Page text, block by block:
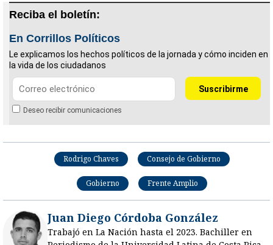
Reciba el boletín:
En Corrillos Políticos
Le explicamos los hechos políticos de la jornada y cómo inciden en
la vida de los ciudadanos
Deseo recibir comunicaciones
Rodrigo Chaves Consejo de Gobierno
Gobierno Frente Amplio
Juan Diego Córdoba González
Trabajó en La Nación hasta el 2023. Bachiller en